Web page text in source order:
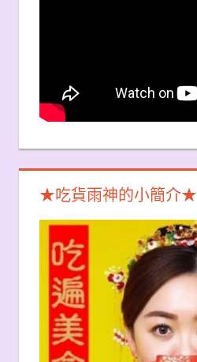
★吃貨雨神的小簡介★